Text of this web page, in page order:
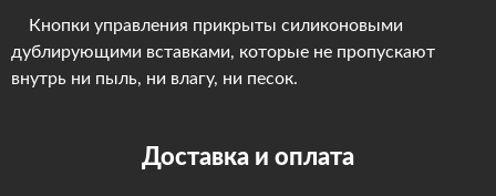
Кнопки управления прикрыты силиконовыми
дублирующими вставками, которые не пропускают
внутрь ни пыль, ни влагу, ни песок.
Доставка и оплата